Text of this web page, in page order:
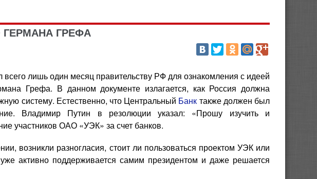
ГРЕФА
лишь один месяц правительству РФ для ознакомления с идеей
Грефа. В данном документе излагается, как Россия должна
систему. Естественно, что Центральный Банк также должен был
Владимир Путин в резолюции указал: «Прошу изучить и
участников ОАО «УЭК» за счет банков.
возникли разногласия, стоит ли пользоваться проектом УЭК или
активно поддерживается самим президентом и даже решается